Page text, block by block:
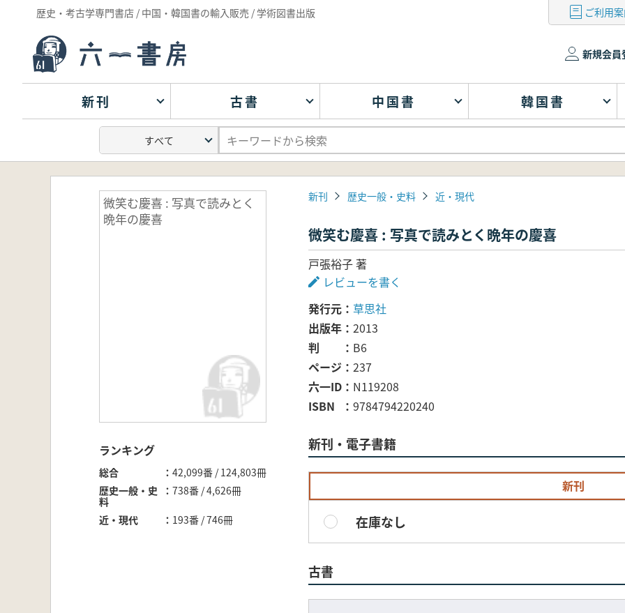
歴史・考古学専門書店 / 中国・韓国書の輸入販売 / 学術図書出版 ご利用
新規会員
新刊 古書 中国書 韓国書
微笑む慶喜 : 写真で読みとく
晩年の慶喜
ランキング
総合
42,099番 / 124,803冊
歴史一般・史
料
738番 / 4,626冊
近・現代 193番 / 746冊
新刊 歴史一般・史料 近・現代
微笑む慶喜 : 写真で読みとく晩年の慶喜
戸張裕子 著
レビューを書く
発行元
草思社
出版年
2013
判
B6
ページ
237
六一ID
N119208
ISBN
9784794220240
新刊・電子書籍
新刊
在庫なし
古書